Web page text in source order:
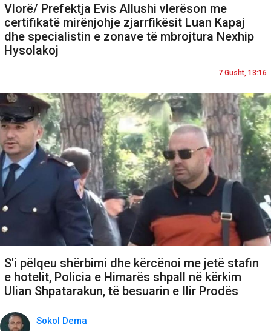
Vlorë/ Prefektja Evis Allushi vlerëson me
certifikatë mirënjohje zjarrfikësit Luan Kapaj
dhe specialistin e zonave të mbrojtura Nexhip
Hysolakoj
7 Gusht, 13:16
S'i pëlqeu shërbimi dhe kërcënoi me jetë stafin
e hotelit, Policia e Himarës shpall në kërkim
Ulian Shpatarakun, të besuarin e Ilir Prodës
Sokol Dema